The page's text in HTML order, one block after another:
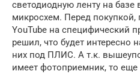
светодиодную ленту на базе
микросхем. Перед покупкой,
YouTube на специфический
решил, что будет интересно
них под ПЛИС. А т.к.
имеет фотоприемник, то